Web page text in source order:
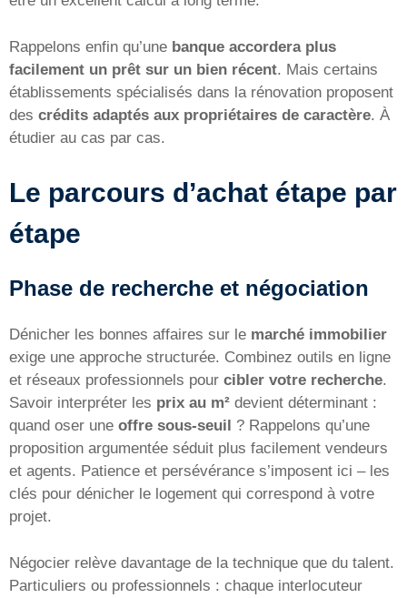
Rappelons enfin qu’une banque accordera plus
facilement un prêt sur un bien récent. Mais certains
établissements spécialisés dans la rénovation proposent
des crédits adaptés aux propriétaires de caractère. À
étudier au cas par cas.
Le parcours d’achat étape par
étape
Phase de recherche et négociation
Dénicher les bonnes affaires sur le marché immobilier
exige une approche structurée. Combinez outils en ligne
et réseaux professionnels pour cibler votre recherche.
Savoir interpréter les prix au m² devient déterminant :
quand oser une offre sous-seuil
? Rappelons qu’une
proposition argumentée séduit plus facilement vendeurs
et agents. Patience et persévérance s’imposent ici – les
clés pour dénicher le logement qui correspond à votre
projet.
Négocier relève davantage de la technique que du talent.
Particuliers ou professionnels : chaque interlocuteur